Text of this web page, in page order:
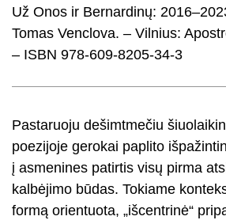
Už Onos ir Bernardinų:
Tomas Venclova. – Vilnius:
– ISBN 978-609-8205-34-3
Pastaruoju dešimtmečiu
poezijoje gerokai paplito
į asmenines patirtis visų pirma
kalbėjimo būdas. Tokiame
formą orientuota, „išcentrinė“